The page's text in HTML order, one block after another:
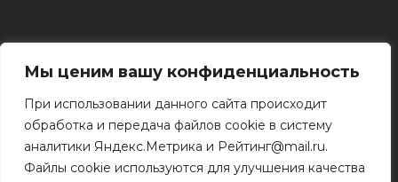
Мы ценим вашу конфиденциальность
При использовании данного сайта происходит
обработка и передача файлов cookie в систему
аналитики Яндекс.Метрика и Рейтинг@mail.ru.
Файлы cookie используются для улучшения качества